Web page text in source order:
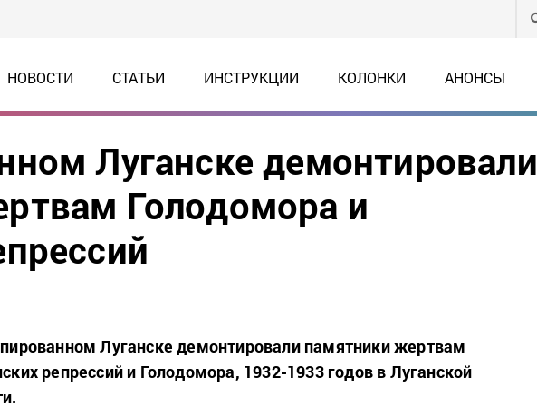
НОВОСТИ СТАТЬИ ИНСТРУКЦИИ КОЛОНКИ АНОНСЫ
Луганске демонтировали
Голодомора и
Луганске демонтировали памятники жертвам
репрессий и Голодомора, 1932-1933 годов в Луганской